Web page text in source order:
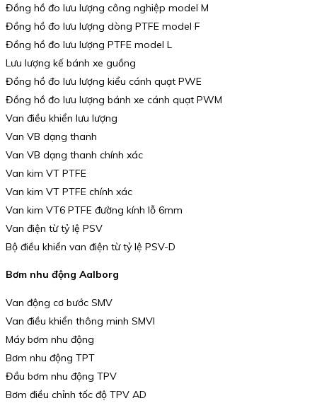
Đồng hồ đo lưu lượng công nghiệp model M
Đồng hồ đo lưu lượng dòng PTFE model F
Đồng hồ đo lưu lượng PTFE model L
Lưu lượng kế bánh xe guồng
Đồng hồ đo lưu lượng kiểu cánh quạt PWE
Đồng hồ đo lưu lượng bánh xe cánh quạt PWM
Van điều khiển lưu lượng
Van VB dạng thanh
Van VB dạng thanh chính xác
Van kim VT PTFE
Van kim VT PTFE chính xác
Van kim VT6 PTFE đường kính lỗ 6mm
Van điện từ tỷ lệ PSV
Bộ điều khiển van điện từ tỷ lệ PSV-D
Bơm nhu động Aalborg
Van động cơ bước SMV
Van điều khiển thông minh SMVI
Máy bơm nhu động
Bơm nhu động TPT
Đầu bơm nhu động TPV
Bơm điều chỉnh tốc độ TPV AD